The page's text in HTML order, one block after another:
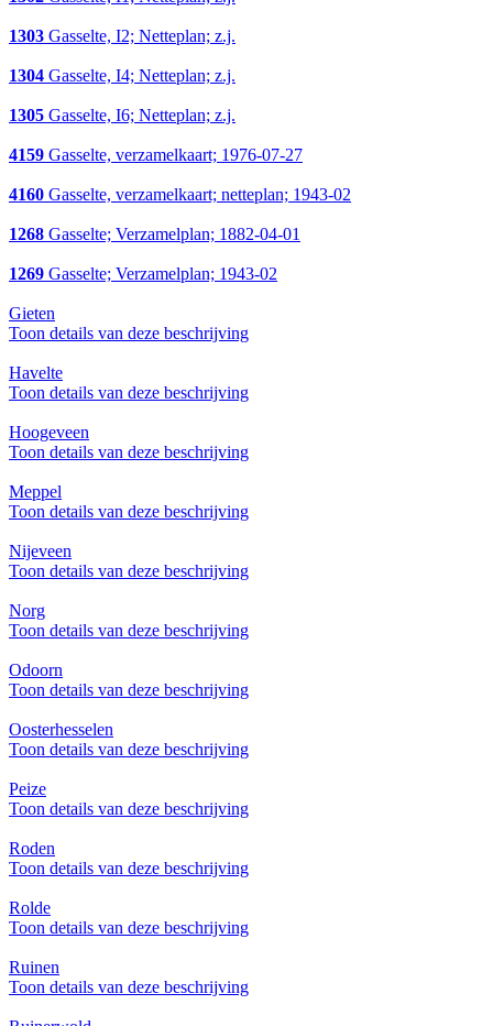
1303 Gasselte, I2; Netteplan; z.j.
1304 Gasselte, I4; Netteplan; z.j.
1305 Gasselte, I6; Netteplan; z.j.
4159 Gasselte, verzamelkaart; 1976-07-27
4160 Gasselte, verzamelkaart; netteplan; 1943-02
1268 Gasselte; Verzamelplan; 1882-04-01
1269 Gasselte; Verzamelplan; 1943-02
Gieten
Toon details van deze beschrijving
Havelte
Toon details van deze beschrijving
Hoogeveen
Toon details van deze beschrijving
Meppel
Toon details van deze beschrijving
Nijeveen
Toon details van deze beschrijving
Norg
Toon details van deze beschrijving
Odoorn
Toon details van deze beschrijving
Oosterhesselen
Toon details van deze beschrijving
Peize
Toon details van deze beschrijving
Roden
Toon details van deze beschrijving
Rolde
Toon details van deze beschrijving
Ruinen
Toon details van deze beschrijving